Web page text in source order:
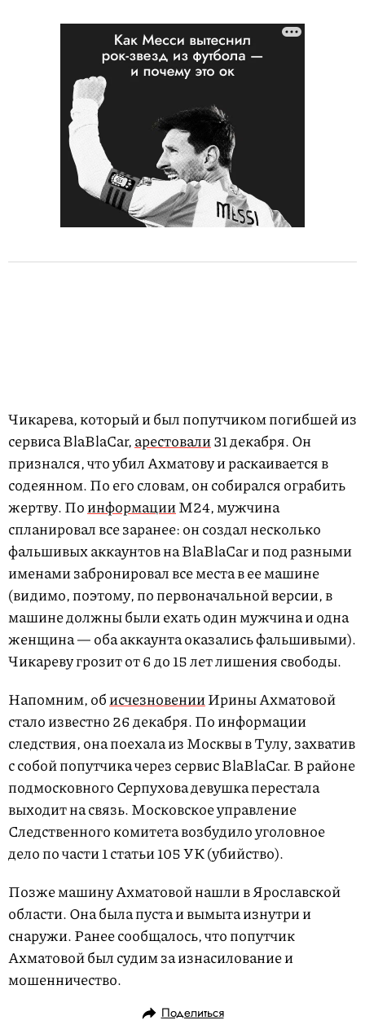
Чикарева, который и был попутчиком погибшей из
сервиса BlaBlaCar,арестовали31 декабря. Он
признался, что убил Ахматову и раскаивается в
содеянном. По его словам, он собирался ограбить
жертву. ПоинформацииМ24, мужчина
спланировал все заранее: он создал несколько
фальшивых аккаунтов на BlaBlaCar и под разными
именами забронировал все места в ее машине
(видимо, поэтому, по первоначальной версии, в
машине должны были ехать один мужчина и одна
женщина — оба аккаунта оказались фальшивыми).
Чикареву грозит от 6 до 15 лет лишения свободы.
Напомним, обисчезновенииИрины Ахматовой
стало известно 26 декабря. По информации
следствия, она поехала из Москвы в Тулу, захватив
с собой попутчика через сервис BlaBlaCar. В районе
подмосковного Серпухова девушка перестала
выходит на связь. Московское управление
Следственного комитета возбудило уголовное
дело по части 1 статьи 105 УК (убийство).
Позже машину Ахматовой нашли в Ярославской
области. Она была пуста и вымыта изнутри и
снаружи. Ранее сообщалось, что попутчик
Ахматовой был судим за изнасилование и
мошенничество.
Поделиться